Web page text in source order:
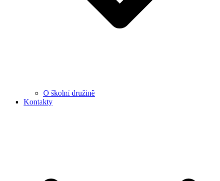
O školní družině
Kontakty